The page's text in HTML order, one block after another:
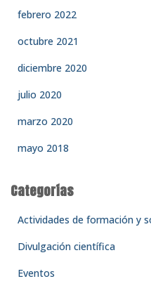
febrero 2022
octubre 2021
diciembre 2020
julio 2020
marzo 2020
mayo 2018
Categorías
Actividades de formación y
Divulgación científica
Eventos